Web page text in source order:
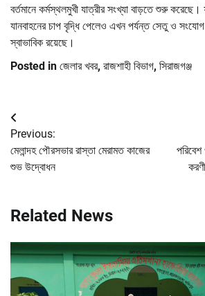
বর্তমানে কর্মস্থলমুখী যাত্রীর সংখ্যা বাড়তে শুরু
যানবাহনের চাপ বৃদ্ধি পেলেও এখন পর্যন্ত সেতু ও
স্বাভাবিক রয়েছে।
Posted in জেলার খবর, রাজশাহী বিভাগ, সিরাজগঞ্জ
Post
navigation
Previous:
মেলান্দহ পৌরসভার রাস্তা মেরামত কাজের
শুভ উদ্বোধন
Related News